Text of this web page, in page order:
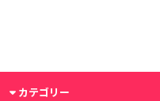
カテゴリー